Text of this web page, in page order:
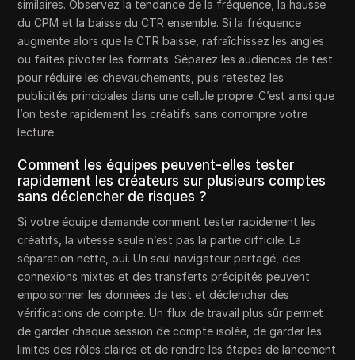
similaires. Observez la tendance de la fréquence, la hausse
du CPM et la baisse du CTR ensemble. Si la fréquence
augmente alors que le CTR baisse, rafraîchissez les angles
ou faites pivoter les formats. Séparez les audiences de test
pour réduire les chevauchements, puis retestez les
publicités principales dans une cellule propre. C’est ainsi que
l’on teste rapidement les créatifs sans corrompre votre
lecture.
Comment les équipes peuvent-elles tester
rapidement les créateurs sur plusieurs comptes
sans déclencher de risques ?
Si votre équipe demande comment tester rapidement les
créatifs, la vitesse seule n’est pas la partie difficile. La
séparation nette, oui. Un seul navigateur partagé, des
connexions mixtes et des transferts précipités peuvent
empoisonner les données de test et déclencher des
vérifications de compte. Un flux de travail plus sûr permet
de garder chaque session de compte isolée, de garder les
limites des rôles claires et de rendre les étapes de lancement